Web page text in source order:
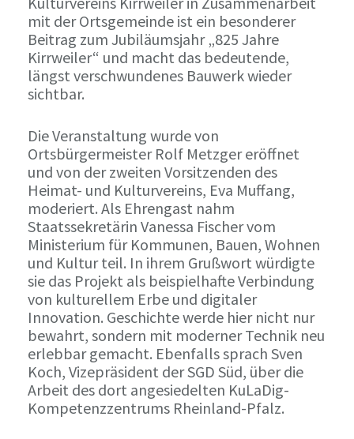
mit der Ortsgemeinde ist ein besonderer
Beitrag zum Jubiläumsjahr „825 Jahre
Kirrweiler“ und macht das bedeutende,
längst verschwundenes Bauwerk wieder
sichtbar.
Die Veranstaltung wurde von
Ortsbürgermeister Rolf Metzger eröffnet
und von der zweiten Vorsitzenden des
Heimat- und Kulturvereins, Eva Muffang,
moderiert. Als Ehrengast nahm
Staatssekretärin Vanessa Fischer vom
Ministerium für Kommunen, Bauen, Wohnen
und Kultur teil. In ihrem Grußwort würdigte
sie das Projekt als beispielhafte Verbindung
von kulturellem Erbe und digitaler
Innovation. Geschichte werde hier nicht nur
bewahrt, sondern mit moderner Technik neu
erlebbar gemacht. Ebenfalls sprach Sven
Koch, Vizepräsident der SGD Süd, über die
Arbeit des dort angesiedelten KuLaDig-
Kompetenzzentrums Rheinland-Pfalz.